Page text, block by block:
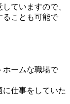
ていますので、
ることも可能で
ホームな職場で
仕事をしていた